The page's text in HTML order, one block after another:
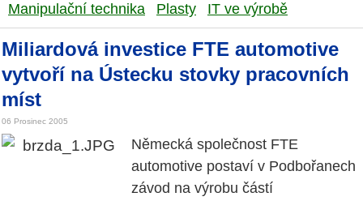
Manipulační technika
Plasty IT ve výrobě
Miliardová investice FTE automotive
vytvoří na Ústecku stovky pracovních
míst
06 Prosinec 2005
Německá společnost FTE
automotive postaví v Podbořanech
závod na výrobu částí